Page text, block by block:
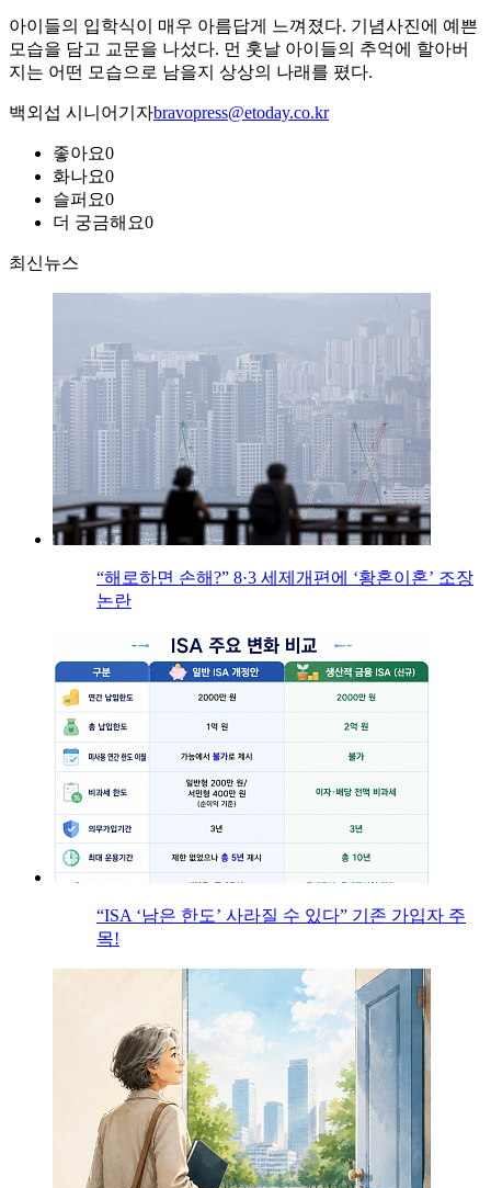
아이들의 입학식이 매우 아름답게 느껴졌다. 기념사진에 예쁜
모습을 담고 교문을 나섰다. 먼 훗날 아이들의 추억에 할아버
지는 어떤 모습으로 남을지 상상의 나래를 폈다.
백외섭 시니어기자bravopress@etoday.co.kr
좋아요0
화나요0
슬퍼요0
더 궁금해요0
최신뉴스
“해로하면 손해?” 8·3 세제개편에 ‘황혼이혼’ 조장
논란
“ISA ‘남은 한도’ 사라질 수 있다” 기존 가입자 주
목!